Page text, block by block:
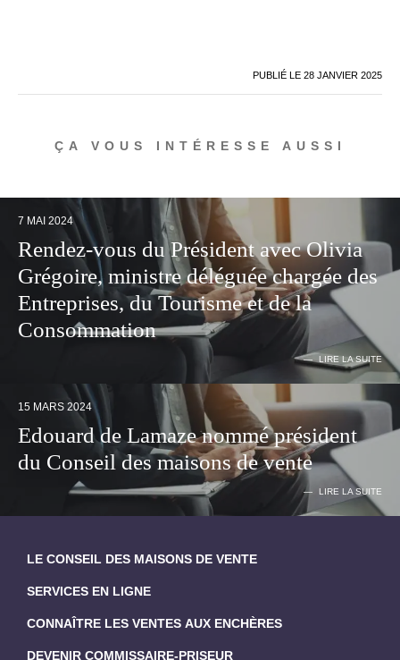
PUBLIÉ LE 28 JANVIER 2025
ÇA VOUS INTÉRESSE AUSSI
7 MAI 2024
Rendez-vous du Président avec Olivia
Grégoire, ministre déléguée chargée des
Entreprises, du Tourisme et de la
Consommation
LIRE LA SUITE
15 MARS 2024
Edouard de Lamaze nommé président
du Conseil des maisons de vente
LIRE LA SUITE
LE CONSEIL DES MAISONS DE VENTE
SERVICES EN LIGNE
CONNAÎTRE LES VENTES AUX ENCHÈRES
DEVENIR COMMISSAIRE-PRISEUR